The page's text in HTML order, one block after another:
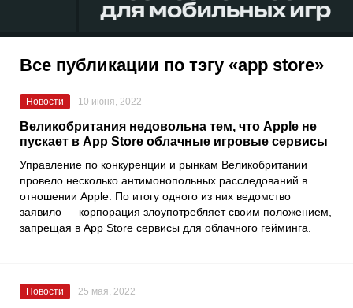
Все публикации по тэгу «app store»
Новости 10 июня, 2022
Великобритания недовольна тем, что Apple не
пускает в App Store облачные игровые сервисы
Управление по конкуренции и рынкам Великобритании
провело несколько антимонопольных расследований в
отношении Apple. По итогу одного из них ведомство
заявило — корпорация злоупотребляет своим положением,
запрещая в App Store сервисы для облачного гейминга.
Новости 25 мая, 2022